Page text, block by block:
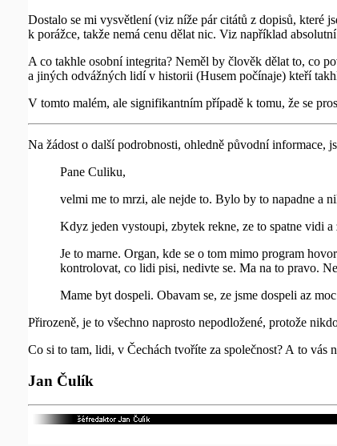
Dostalo se mi vysvětlení (viz níže pár citátů z dopisů, které
k porážce, takže nemá cenu dělat nic. Viz například
A co takhle osobní integrita? Neměl by člověk dělat to, co
a jiných odvážných lidí v historii (Husem počínaje) kteří
V tomto malém, ale signifikantním případě k tomu, že se
Na žádost o další podrobnosti, ohledně původní informace,
Pane Culiku,
velmi me to mrzi, ale nejde to. Bylo by to napadne a
Kdyz jeden vystoupi, zbytek rekne, ze to spatne vidi a
Je to marne. Organ, kde se o tom mimo program
kontrolovat, co lidi pisi, nedivte se. Ma na to pravo.
Mame byt dospeli. Obavam se, ze jsme dospeli az
Přirozeně, je to všechno naprosto nepodložené, protože
Co si to tam, lidi, v Čechách tvoříte za společnost? A to vás
Jan Čulík